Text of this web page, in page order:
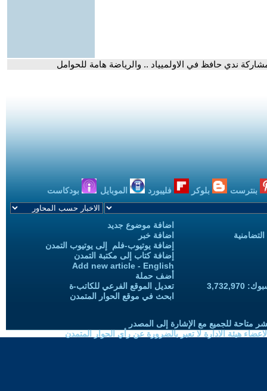
ندي حافظ في الاولميياد .. والرياضة هامة للحوامل
بنترست بلوكر فليبورد الموبايل بودكاست
اضافة موضوع جديد
اضافة خبر
إضافة يوتيوب-فلم إلى يوتيوب التمدن
إضافة كتاب إلى مكتبة التمدن
Add new article - English
أضف حملة
تعديل الموقع الفرعي للكاتب-ة
ابحث في موقع الحوار المتمدن
متاحة للجميع مع الإشارة إلى المصدر
هيئة الادارة لا تعبر بالضرورة عن رأي الحوار المتمدن